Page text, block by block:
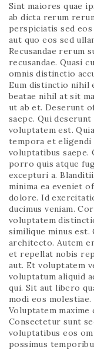
Sint maiores quae
ab dicta rerum
perspiciatis sed
aut quo eos sed
Recusandae rerum
recusandae. Quasi
omnis distinctio
Eum distinctio nihil
beatae nihil at sit
ut ab et. Deserunt
saepe. Qui
voluptatem est.
tempora et eligendi
voluptatibus saepe.
porro quis atque
excepturi a.
minima ea eveniet
dolore. Id
ducimus veniam.
voluptatem
similique minus est.
architecto. Autem
et repellat nobis
aut. Et voluptatem
voluptatum aliquid
qui. Sit aut libero
modi eos
Voluptatem maxime
Consectetur sunt
voluptatibus eos
possimus